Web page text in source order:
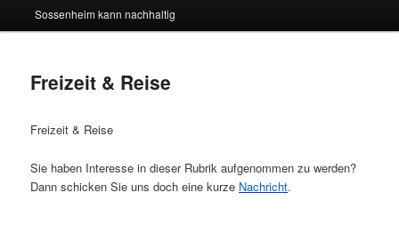
Sossenheim kann nachhaltig
Freizeit & Reise
Freizeit & Reise
Sie haben Interesse in dieser Rubrik aufgenommen zu werden?
Dann schicken Sie uns doch eine kurze Nachricht.